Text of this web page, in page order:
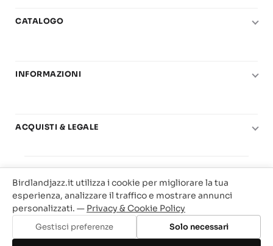
Aggiungi al carrello
CATALOGO
Chitarra
Basi play-along
Offerte
INFORMAZIONI
Carta del Docente
ACQUISTI & LEGALE
Privacy & Cookie
Traccia il tuo ordine
Birdland Milano. P.Iva 12093700156
Web Agency Milano
Birdlandjazz.it utilizza i cookie per migliorare la tua
esperienza, analizzare il traffico e mostrare annunci
personalizzati. — Privacy & Cookie Policy
Gestisci preferenze Solo necessari